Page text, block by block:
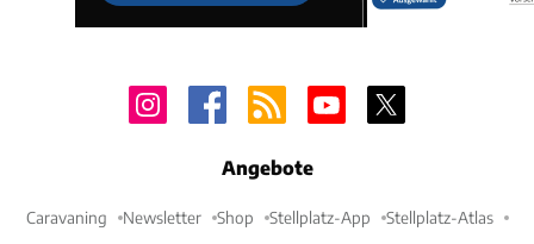
Angebote
Caravaning Newsletter Shop Stellplatz-App Stellplatz-Atlas